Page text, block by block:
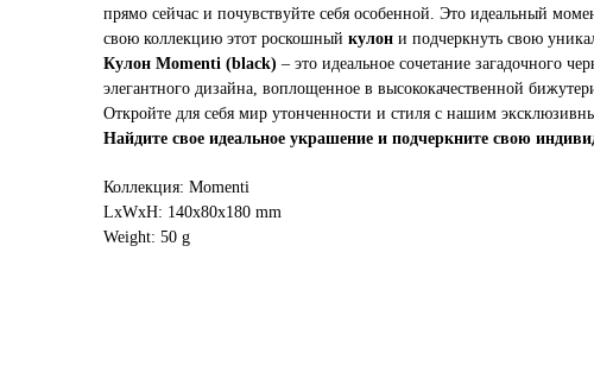
прямо сейчас и почувствуйте себя особенной. Это идеальный
свою коллекцию этот роскошный кулон и подчеркнуть свою
Кулон Momenti (black) – это идеальное сочетание загадочного
элегантного дизайна, воплощенное в высококачественной
Откройте для себя мир утонченности и стиля с нашим
Найдите свое идеальное украшение и подчеркните свою
Коллекция: Momenti
LxWxH: 140x80x180 mm
Weight: 50 g